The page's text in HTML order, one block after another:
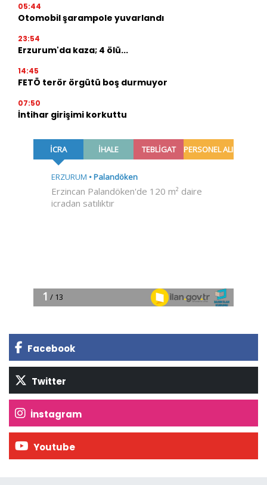
05:44
Otomobil şarampole yuvarlandı
23:54
Erzurum'da kaza; 4 ölü...
14:45
FETÖ terör örgütü boş durmuyor
07:50
İntihar girişimi korkuttu
Facebook
Twitter
İnstagram
Youtube